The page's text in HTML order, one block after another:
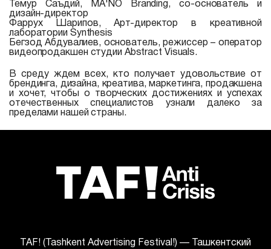
Темур Саъдий, MA'NO Branding, со-основатель и
дизайн-директор
Фаррух Шарипов, Арт-директор в креативной
лаборатории Synthesis
Бегзод Абдувалиев, основатель, режиссер – оператор
видеопродакшен студии Abstract Visuals.
В среду ждем всех, кто получает удовольствие от
брендинга, дизайна, креатива, маркетинга, продакшена
и хочет, чтобы о творческих достижениях и успехах
отечественных специалистов узнали далеко за
пределами нашей страны.
ТАF! (Tashkent Advertising Festival!) — Ташкентский